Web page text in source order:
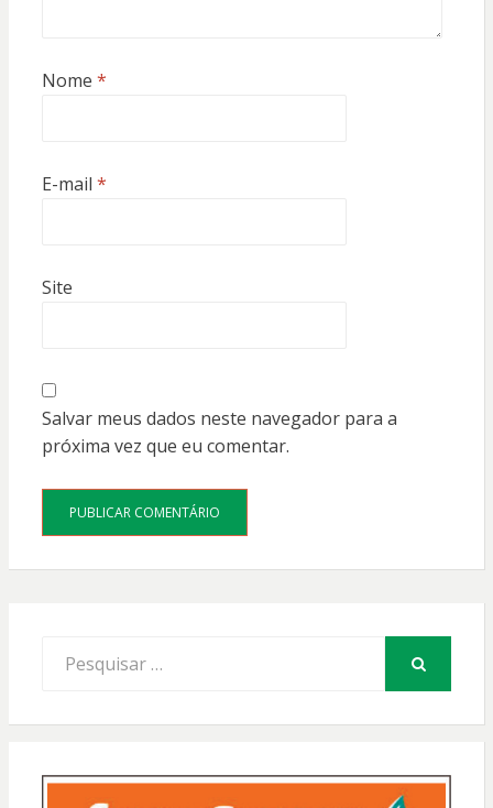
Nome *
E-mail *
Site
Salvar meus dados neste navegador para a
próxima vez que eu comentar.
por: